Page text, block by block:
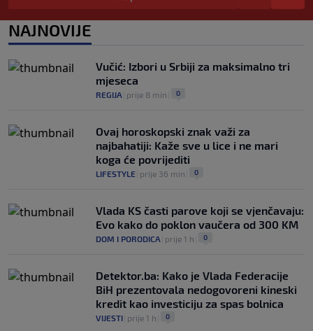
0
Najopasniji je u reketu, ali mora dodatno
ojačati
KOŠARKA
NAJNOVIJE
Vučić: Izbori u Srbiji za maksimalno tri
mjeseca
REGIJA prije 8 min 0
Ovaj horoskopski znak važi za
najbahatiji: Kaže sve u lice i ne mari
koga će povrijediti
LIFESTYLE prije 36 min 0
Vlada KS časti parove koji se vjenčavaju:
Evo kako do poklon vaučera od 300 KM
DOM I PORODICA prije 1 h 0
Detektor.ba: Kako je Vlada Federacije
BiH prezentovala nedogovoreni kineski
kredit kao investiciju za spas bolnica
VIJESTI prije 1 h 0